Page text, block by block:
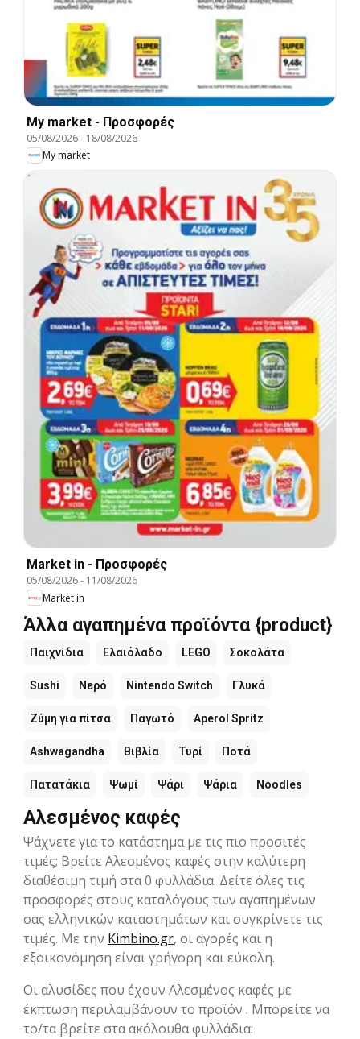
My market - Προσφορές
05/08/2026- 18/08/2026
My market
Market in - Προσφορές
05/08/2026- 11/08/2026
Market in
Άλλα αγαπημένα προϊόντα {product}
Παιχνίδια Ελαιόλαδο LEGO Σοκολάτα
Sushi Νερό Nintendo Switch Γλυκά
Ζύμη για πίτσα Παγωτό Aperol Spritz
Ashwagandha Βιβλία Τυρί Ποτά
Πατατάκια Ψωμί Ψάρι Ψάρια Noodles
Αλεσμένος καφές
Ψάχνετε για το κατάστημα με τις πιο προσιτές
τιμές; Βρείτε Αλεσμένος καφές στην καλύτερη
διαθέσιμη τιμή στα 0 φυλλάδια. Δείτε όλες τις
προσφορές στους καταλόγους των αγαπημένων
σας ελληνικών καταστημάτων και συγκρίνετε τις
τιμές. Με την Kimbino.gr, οι αγορές και η
εξοικονόμηση είναι γρήγορη και εύκολη.
Οι αλυσίδες που έχουν Αλεσμένος καφές με
έκπτωση περιλαμβάνουν το προϊόν . Μπορείτε να
το/τα βρείτε στα ακόλουθα φυλλάδια: